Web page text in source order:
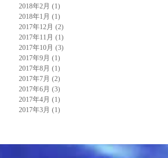
2018年2月 (1)
2018年1月 (1)
2017年12月 (2)
2017年11月 (1)
2017年10月 (3)
2017年9月 (1)
2017年8月 (1)
2017年7月 (2)
2017年6月 (3)
2017年4月 (1)
2017年3月 (1)